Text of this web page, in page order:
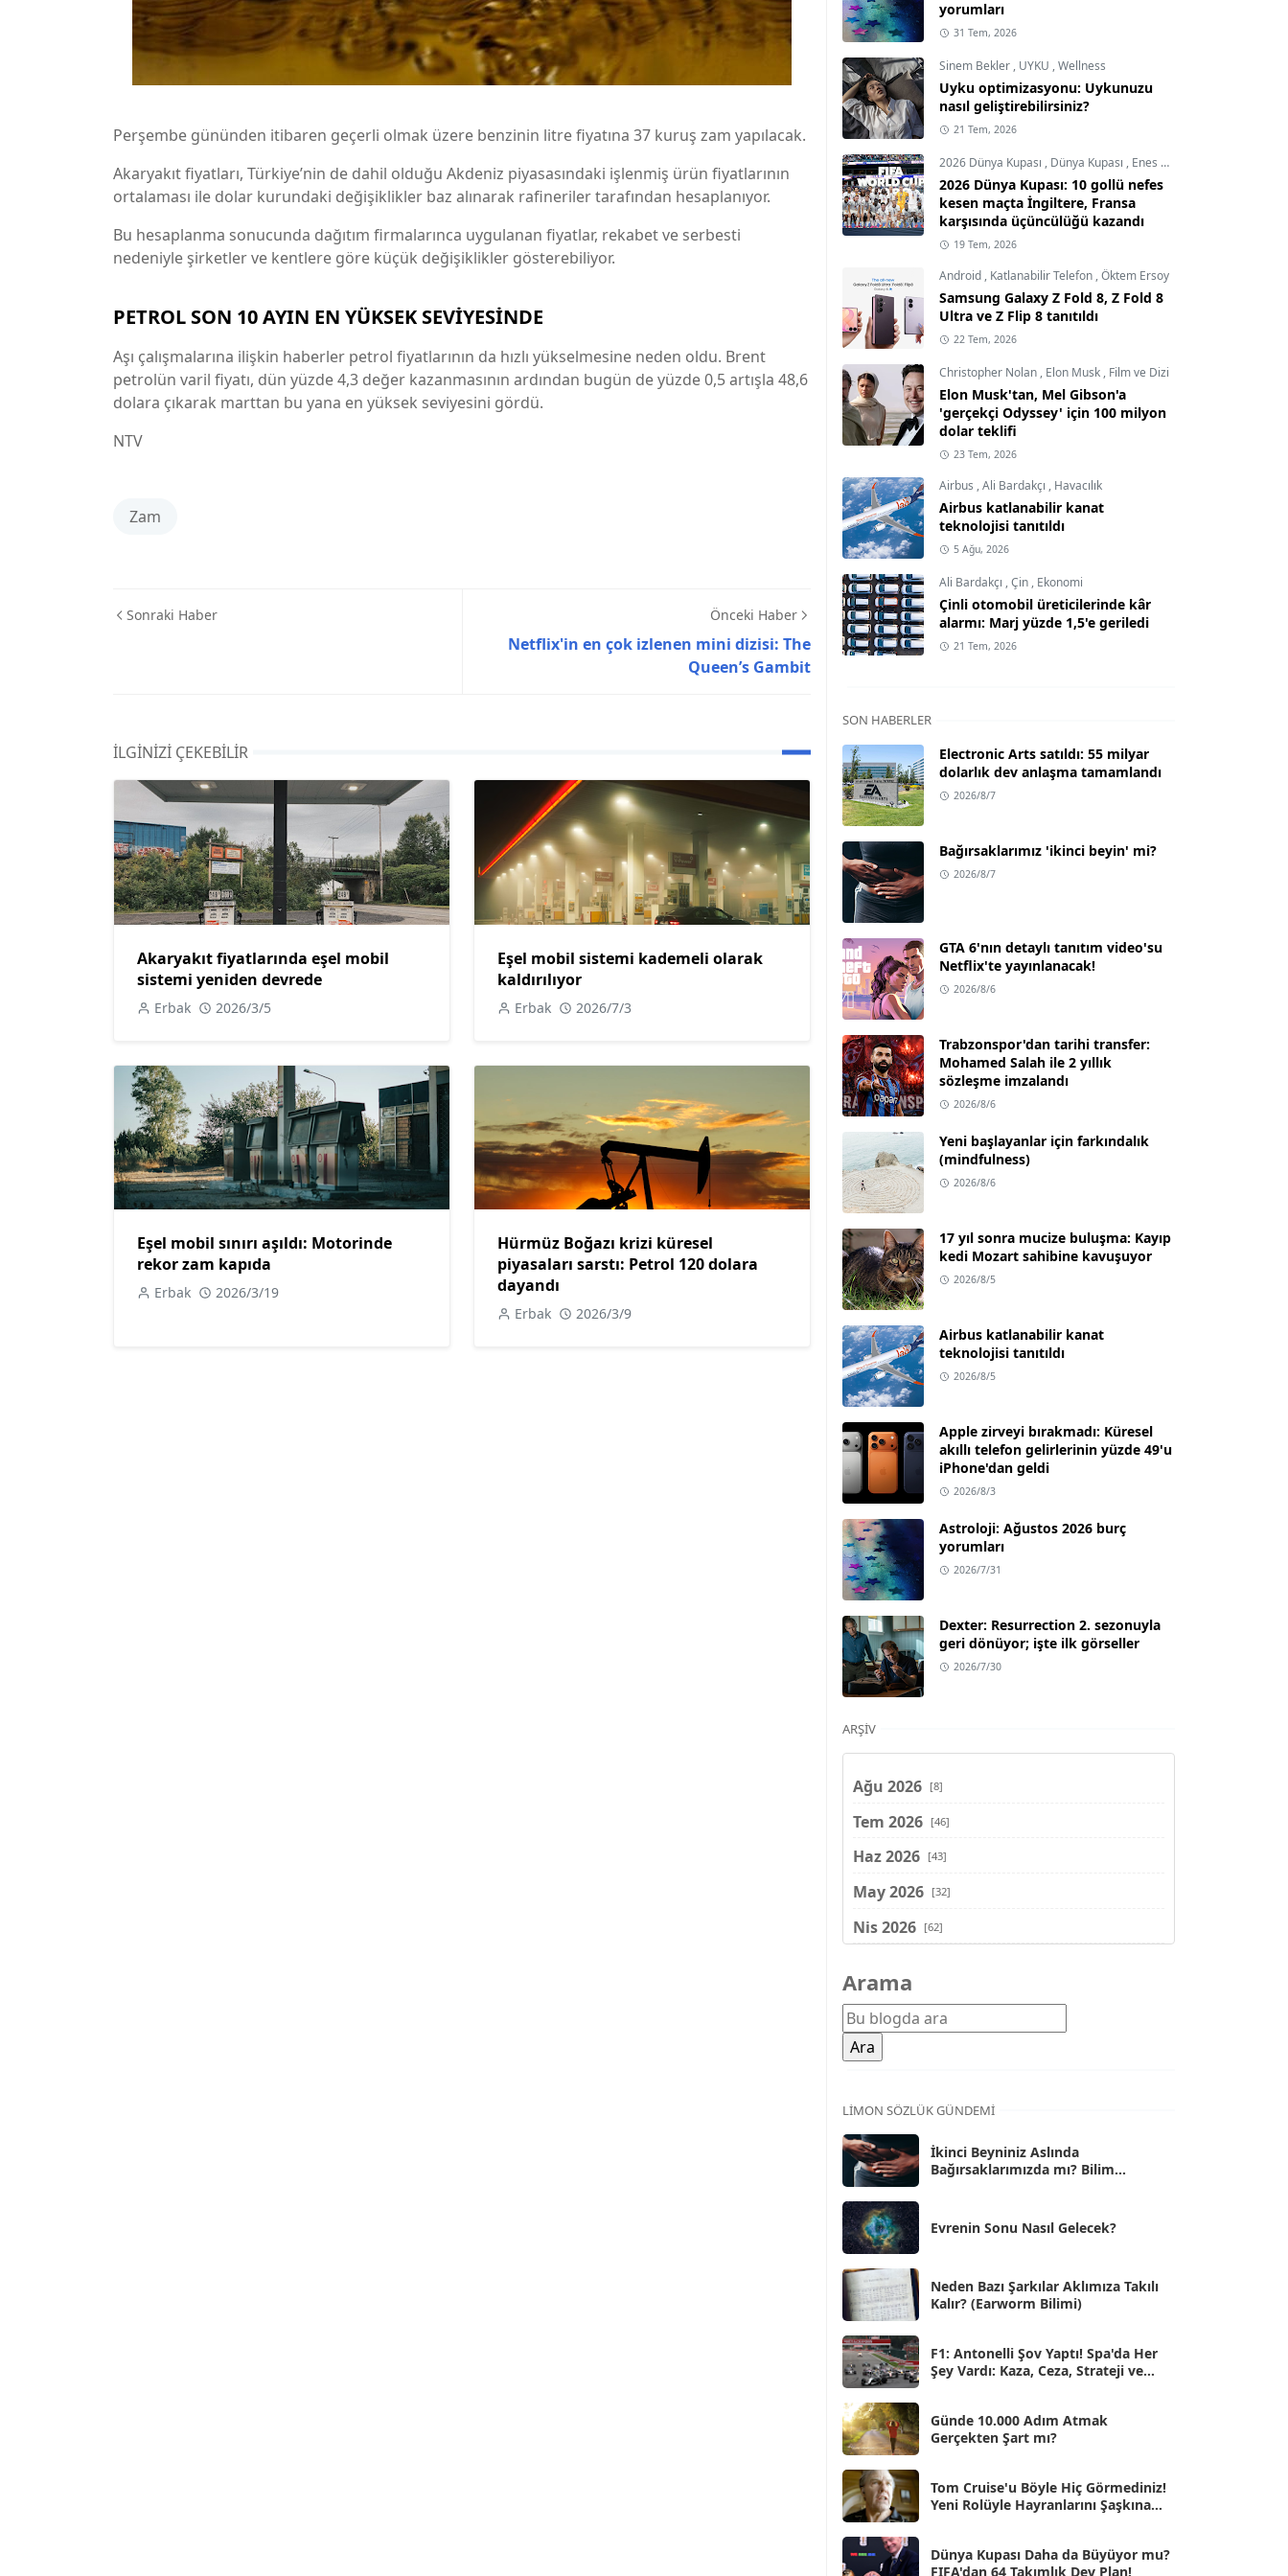
Perşembe gününden itibaren geçerli olmak üzere benzinin litre fiyatına 37 kuruş zam yapılacak.
Akaryakıt fiyatları, Türkiye’nin de dahil olduğu Akdeniz piyasasındaki işlenmiş ürün fiyatlarının
ortalaması ile dolar kurundaki değişiklikler baz alınarak rafineriler tarafından hesaplanıyor.
Bu hesaplanma sonucunda dağıtım firmalarınca uygulanan fiyatlar, rekabet ve serbesti
nedeniyle şirketler ve kentlere göre küçük değişiklikler gösterebiliyor.
PETROL SON 10 AYIN EN YÜKSEK SEVİYESİNDE
Aşı çalışmalarına ilişkin haberler petrol fiyatlarının da hızlı yükselmesine neden oldu. Brent
petrolün varil fiyatı, dün yüzde 4,3 değer kazanmasının ardından bugün de yüzde 0,5 artışla 48,6
dolara çıkarak marttan bu yana en yüksek seviyesini gördü.
NTV
Zam
Sonraki Haber Önceki Haber
Netflix'in en çok izlenen mini dizisi: The
Queen’s Gambit
İLGINIZI ÇEKEBILIR
Akaryakıt fiyatlarında eşel mobil
sistemi yeniden devrede
Erbak 2026/3/5
Eşel mobil sistemi kademeli olarak
kaldırılıyor
Erbak 2026/7/3
Eşel mobil sınırı aşıldı: Motorinde
rekor zam kapıda
Erbak 2026/3/19
Hürmüz Boğazı krizi küresel
piyasaları sarstı: Petrol 120 dolara
dayandı
Erbak 2026/3/9
yorumları
31 Tem, 2026
Sinem Bekler , UYKU ,Wellness
Uyku optimizasyonu: Uykunuzu
nasıl geliştirebilirsiniz?
21 Tem, 2026
2026 Dünya Kupası , Dünya Kupası , Enes Demircioğlu
2026 Dünya Kupası: 10 gollü nefes
kesen maçta İngiltere, Fransa
karşısında üçüncülüğü kazandı
19 Tem, 2026
Android , Katlanabilir Telefon ,Öktem Ersoy
Samsung Galaxy Z Fold 8, Z Fold 8
Ultra ve Z Flip 8 tanıtıldı
22 Tem, 2026
Christopher Nolan , Elon Musk , Film ve Dizi
Elon Musk'tan, Mel Gibson'a
'gerçekçi Odyssey' için 100 milyon
dolar teklifi
23 Tem, 2026
Airbus ,Ali Bardakçı , Havacılık
Airbus katlanabilir kanat
teknolojisi tanıtıldı
5 Ağu, 2026
Ali Bardakçı ,Çin , Ekonomi
Çinli otomobil üreticilerinde kâr
alarmı: Marj yüzde 1,5'e geriledi
21 Tem, 2026
SON HABERLER
Electronic Arts satıldı: 55 milyar
dolarlık dev anlaşma tamamlandı
2026/8/7
Bağırsaklarımız 'ikinci beyin' mi?
2026/8/7
GTA 6'nın detaylı tanıtım video'su
Netflix'te yayınlanacak!
2026/8/6
Trabzonspor'dan tarihi transfer:
Mohamed Salah ile 2 yıllık
sözleşme imzalandı
2026/8/6
Yeni başlayanlar için farkındalık
(mindfulness)
2026/8/6
17 yıl sonra mucize buluşma: Kayıp
kedi Mozart sahibine kavuşuyor
2026/8/5
Airbus katlanabilir kanat
teknolojisi tanıtıldı
2026/8/5
Apple zirveyi bırakmadı: Küresel
akıllı telefon gelirlerinin yüzde 49'u
iPhone'dan geldi
2026/8/3
Astroloji: Ağustos 2026 burç
yorumları
2026/7/31
Dexter: Resurrection 2. sezonuyla
geri dönüyor; işte ilk görseller
2026/7/30
ARŞIV
Ağu 2026 [8]
Tem 2026 [46]
Haz 2026 [43]
May 2026 [32]
Nis 2026 [62]
Şub 2026
Oca 2026 [72]
Ara 2025
Kas 2025
Eki 2025
Eyl 2025 [56]
Ağu 2025
Tem 2025
Haz 2025
May 2025 [54]
Nis 2025 [56]
Mar 2025 [50]
Şub 2025 [57]
Oca 2025
Ara 2024 [25]
Kas 2024
Eki 2024 [46]
Arama
LIMON SÖZLÜK GÜNDEMI
İkinci Beyniniz Aslında
Bağırsaklarımızda mı? Bilim
Evrenin Sonu Nasıl Gelecek?
Neden Bazı Şarkılar Aklımıza Takılı
Kalır? (Earworm Bilimi)
F1: Antonelli Şov Yaptı! Spa'da Her
Şey Vardı: Kaza, Ceza, Strateji ve
Günde 10.000 Adım Atmak
Gerçekten Şart mı?
Tom Cruise'u Böyle Hiç Görmediniz!
Yeni Rolüyle Hayranlarını Şaşkına
Dünya Kupası Daha da Büyüyor mu?
FIFA'dan 64 Takımlık Dev Plan!